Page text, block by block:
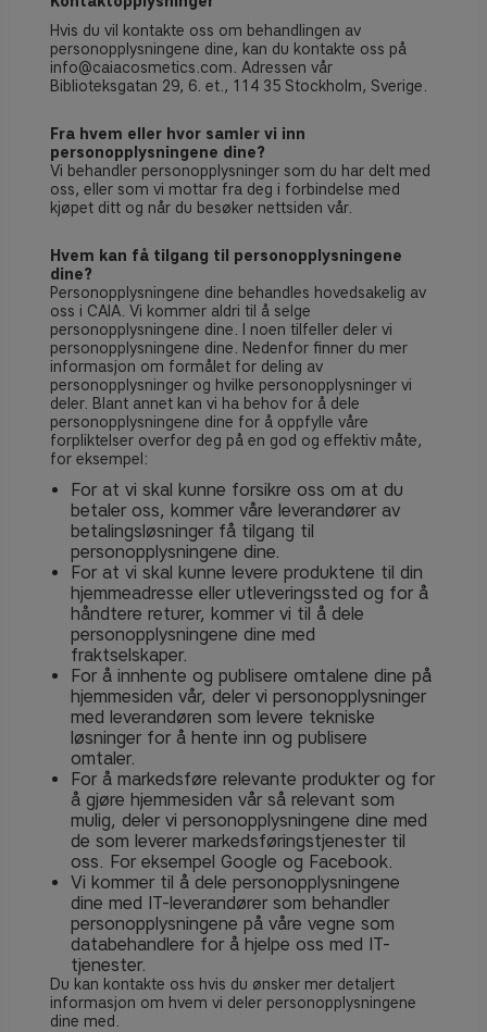
Hvis du vil kontakte oss om behandlingen av
personopplysningene dine, kan du kontakte oss på
info@caiacosmetics.com. Adressen vår
Biblioteksgatan 29, 6. et., 114 35 Stockholm, Sverige.
Fra hvem eller hvor samler vi inn
personopplysningene dine?
Vi behandler personopplysninger som du har delt med
oss, eller som vi mottar fra deg i forbindelse med
kjøpet ditt og når du besøker nettsiden vår.
Hvem kan få tilgang til personopplysningene
dine?
Personopplysningene dine behandles hovedsakelig av
oss i CAIA. Vi kommer aldri til å selge
personopplysningene dine. I noen tilfeller deler vi
personopplysningene dine. Nedenfor finner du mer
informasjon om formålet for deling av
personopplysninger og hvilke personopplysninger vi
deler. Blant annet kan vi ha behov for å dele
personopplysningene dine for å oppfylle våre
forpliktelser overfor deg på en god og effektiv måte,
for eksempel:
For at vi skal kunne forsikre oss om at du
betaler oss, kommer våre leverandører av
betalingsløsninger få tilgang til
personopplysningene dine.
For at vi skal kunne levere produktene til din
hjemmeadresse eller utleveringssted og for å
håndtere returer, kommer vi til å dele
personopplysningene dine med
fraktselskaper.
For å innhente og publisere omtalene dine på
hjemmesiden vår, deler vi personopplysninger
med leverandøren som levere tekniske
løsninger for å hente inn og publisere
omtaler.
For å markedsføre relevante produkter og for
å gjøre hjemmesiden vår så relevant som
mulig, deler vi personopplysningene dine med
de som leverer markedsføringstjenester til
oss. For eksempel Google og Facebook.
Vi kommer til å dele personopplysningene
dine med IT-leverandører som behandler
personopplysningene på våre vegne som
databehandlere for å hjelpe oss med IT-
tjenester.
Du kan kontakte oss hvis du ønsker mer detaljert
informasjon om hvem vi deler personopplysningene
dine med.